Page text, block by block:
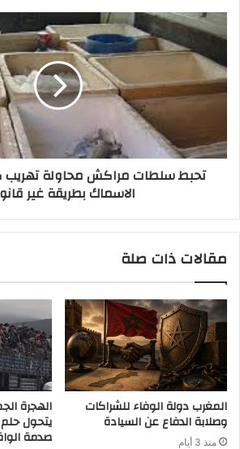
تحبط سلطات مراكش محاولة
الاسماك بطريقة غير
مقالات ذات صلة
المغرب دولة الوفاء للشراكات
وصلابة الدفاع عن السيادة
منذ 3 أيام
الهجرة
يتحول
صدمة